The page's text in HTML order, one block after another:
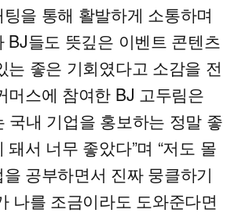
을 통해 활발하게 소통하며
BJ들도 뜻깊은 이벤트 콘텐츠
는 좋은 기회였다고 소감을 전
머스에 참여한 BJ 고두림은
국내 기업을 홍보하는 정말 좋
돼서 너무 좋았다”며 “저도 몰
공부하면서 진짜 뭉클하기
나를 조금이라도 도와준다면